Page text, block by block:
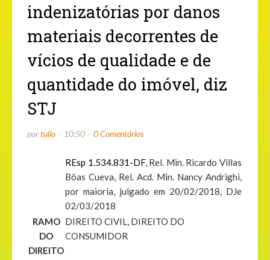
indenizatórias por danos
materiais decorrentes de
vícios de qualidade e de
quantidade do imóvel, diz
STJ
portulio 10:50 0 Comentários
REsp 1.534.831-DF, Rel. Min. Ricardo Villas
Bôas Cueva, Rel. Acd. Min. Nancy Andrighi,
por maioria, julgado em 20/02/2018, DJe
02/03/2018
RAMO
DO
DIREITO
DIREITO CIVIL, DIREITO DO
CONSUMIDOR